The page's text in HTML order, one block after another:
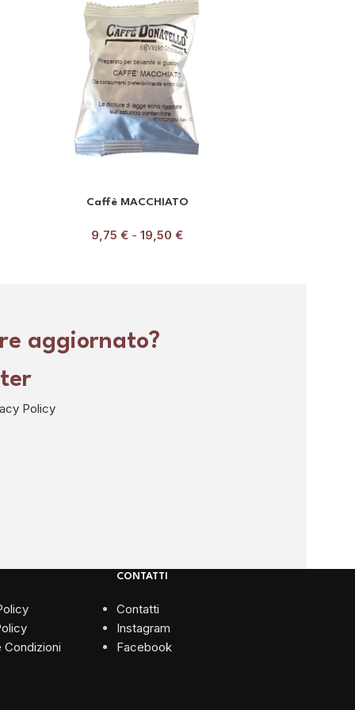
Caffè MACCHIATO
9,75€ - 19,50€
aggiornato?
Policy
Condizioni
CONTATTI
Contatti
Instagram
Facebook